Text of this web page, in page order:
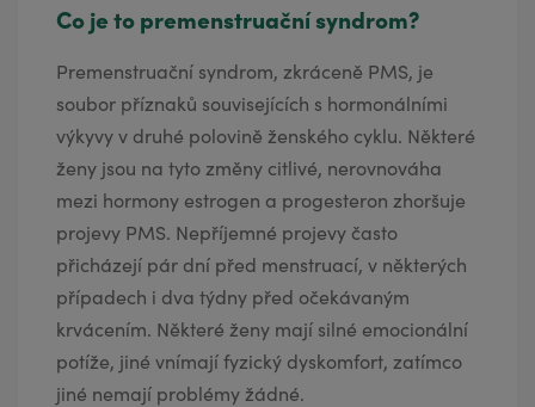
Co je to premenstruační syndrom?
Premenstruační syndrom, zkráceně PMS, je
soubor příznaků souvisejících s hormonálními
výkyvy v druhé polovině ženského cyklu. Některé
ženy jsou na tyto změny citlivé, nerovnováha
mezi hormony estrogen a progesteron zhoršuje
projevy PMS. Nepříjemné projevy často
přicházejí pár dní před menstruací, v některých
případech i dva týdny před očekávaným
krvácením. Některé ženy mají silné emocionální
potíže, jiné vnímají fyzický dyskomfort, zatímco
jiné nemají problémy žádné.